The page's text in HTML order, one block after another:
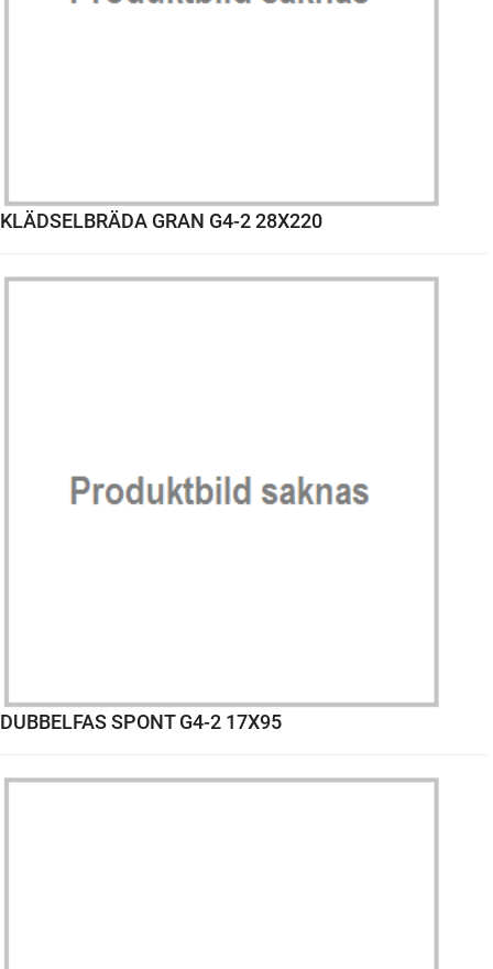
KLÄDSELBRÄDA GRAN G4-2 28X220
DUBBELFAS SPONT G4-2 17X95